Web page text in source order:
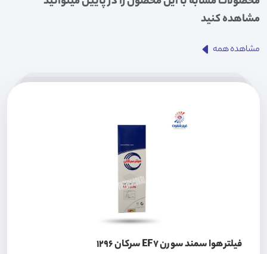
مشاهده کنید
مشاهده همه
فیلتر هوا سمند سورن EF7 سرکان 1296